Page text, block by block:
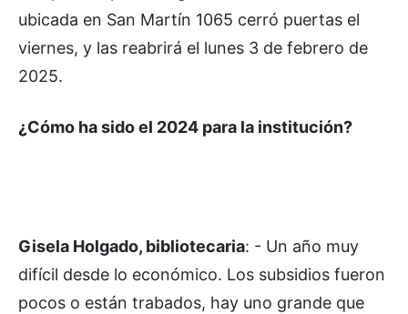
ubicada en San Martín 1065 cerró puertas el
viernes, y las reabrirá el lunes 3 de febrero de
2025.
¿Cómo ha sido el 2024 para la institución?
Gisela Holgado, bibliotecaria: - Un año muy
difícil desde lo económico. Los subsidios fueron
pocos o están trabados, hay uno grande que